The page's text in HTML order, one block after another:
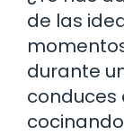
de las
durante
conduces